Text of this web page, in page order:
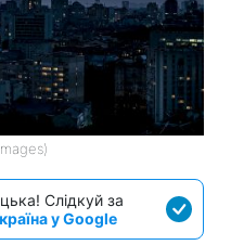
Слідкуй за
у Google